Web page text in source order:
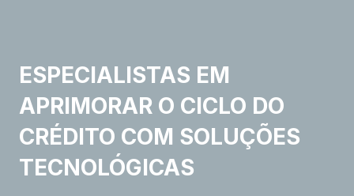
ESPECIALISTAS EM
APRIMORAR O CICLO DO
CRÉDITO COM SOLUÇÕES
TECNOLÓGICAS